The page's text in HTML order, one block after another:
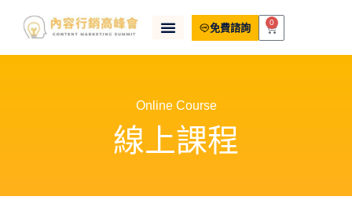
免費諮詢 0
Online Course
線上課程